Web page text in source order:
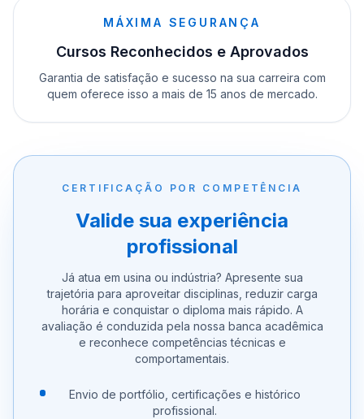
MÁXIMA SEGURANÇA
Cursos Reconhecidos e Aprovados
Garantia de satisfação e sucesso na sua carreira com
quem oferece isso a mais de 15 anos de mercado.
CERTIFICAÇÃO POR COMPETÊNCIA
Valide sua experiência
profissional
Já atua em usina ou indústria? Apresente sua
trajetória para aproveitar disciplinas, reduzir carga
horária e conquistar o diploma mais rápido. A
avaliação é conduzida pela nossa banca acadêmica
e reconhece competências técnicas e
comportamentais.
Envio de portfólio, certificações e histórico
profissional.